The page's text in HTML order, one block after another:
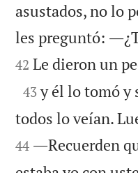
asustados, no lo
les preguntó:
42 Le dieron un

43 y él lo tomó y
todos lo veían.
44 ―Recuerden